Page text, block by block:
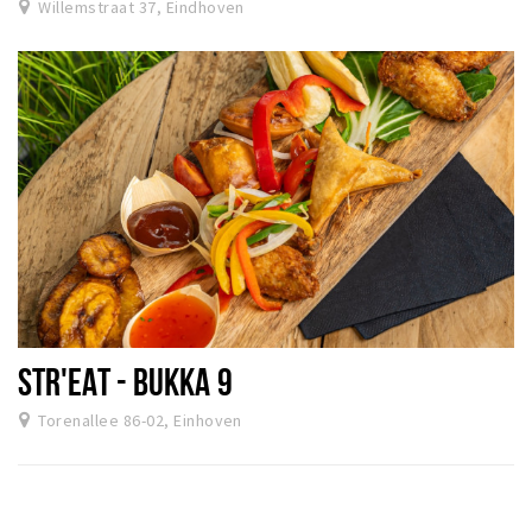
Willemstraat 37, Eindhoven
STR'EAT - BUKKA 9
Torenallee 86-02, Einhoven